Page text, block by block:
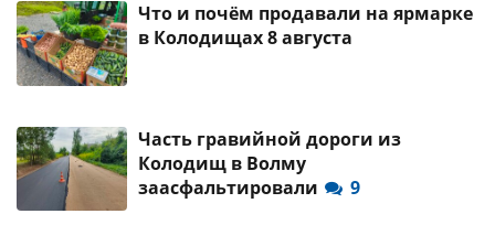
Что и почём продавали на ярмарке
в Колодищах 8 августа
Часть гравийной дороги из
Колодищ в Волму
заасфальтировали
9